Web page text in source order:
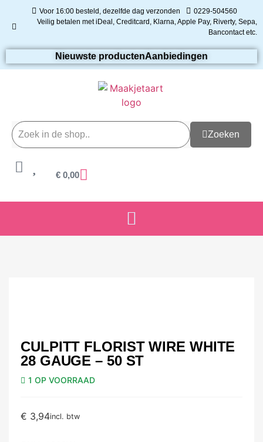
Voor 16:00 besteld, dezelfde dag verzonden
0229-504560
Veilig betalen met iDeal, Creditcard, Klarna, Apple Pay, Riverty, Sepa,
Bancontact etc.
Nieuwste productenAanbiedingen
Zoeken
€ 0,00
CULPITT FLORIST WIRE WHITE
28 GAUGE – 50 ST
1 OP VOORRAAD
€ 3,94incl. btw